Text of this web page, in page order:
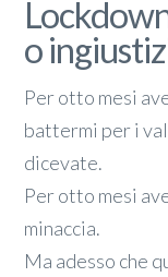
o
Per otto mesi
battermi per i
dicevate.
Per otto mesi
minaccia.
Ma adesso che